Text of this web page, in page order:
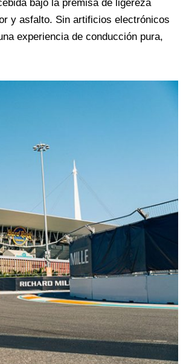
bajo la premisa de ligereza
y asfalto. Sin artificios electrónicos
experiencia de conducción pura,